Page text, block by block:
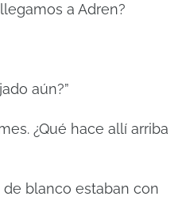
a Adren?
aún?”
¿Qué hace allí arriba
blanco estaban con